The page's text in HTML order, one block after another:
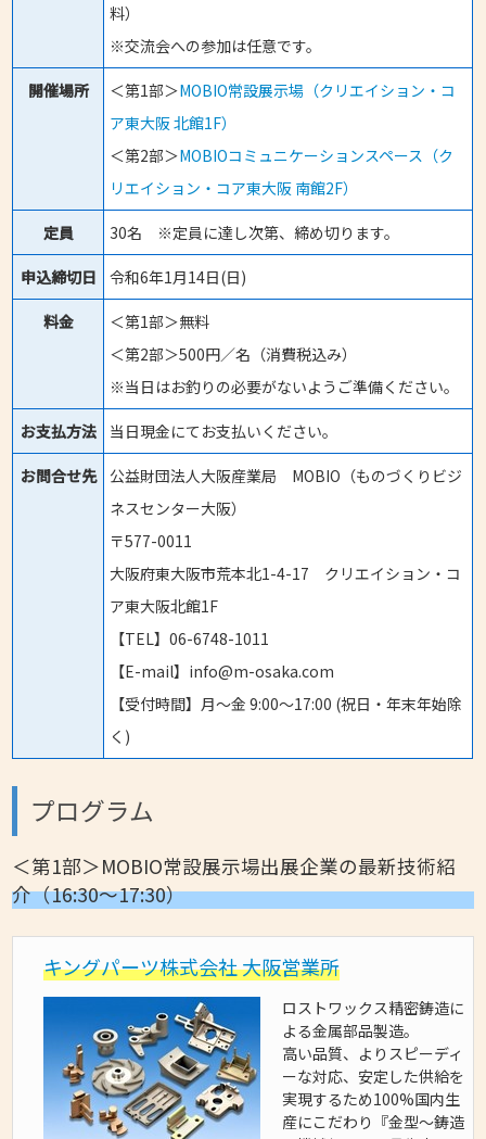
料）
※交流会への参加は任意です。
開催場所 ＜第1部＞MOBIO常設展示場（クリエイション・コ
ア東大阪 北館1F）
＜第2部＞MOBIOコミュニケーションスペース（ク
リエイション・コア東大阪 南館2F）
定員 30名 ※定員に達し次第、締め切ります。
申込締切日 令和6年1月14日(日)
料金
＜第1部＞無料
＜第2部＞500円／名（消費税込み）
※当日はお釣りの必要がないようご準備ください。
お支払方法 当日現金にてお支払いください。
お問合せ先
公益財団法人大阪産業局 MOBIO（ものづくりビジ
ネスセンター大阪）
〒577-0011
大阪府東大阪市荒本北1-4-17 クリエイション・コ
ア東大阪北館1F
【TEL】06-6748-1011
【E-mail】info@m-osaka.com
【受付時間】月〜金 9:00〜17:00 (祝日・年末年始除
く)
プログラム
＜第1部＞MOBIO常設展示場出展企業の最新技術紹
介（16:30～17:30）
キングパーツ株式会社 大阪営業所
ロストワックス精密鋳造に
よる金属部品製造。
高い品質、よりスピーディ
ーな対応、安定した供給を
実現するため100%国内生
産にこだわり『金型～鋳造